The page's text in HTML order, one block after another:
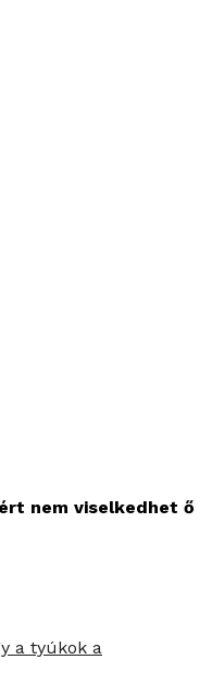
nem viselkedhet ő
a tyúkok a